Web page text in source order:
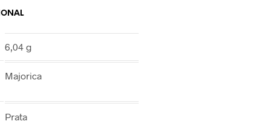
6,04 g
Majorica
Prata